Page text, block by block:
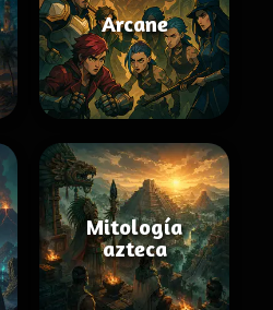
Arcane
Mitología
azteca